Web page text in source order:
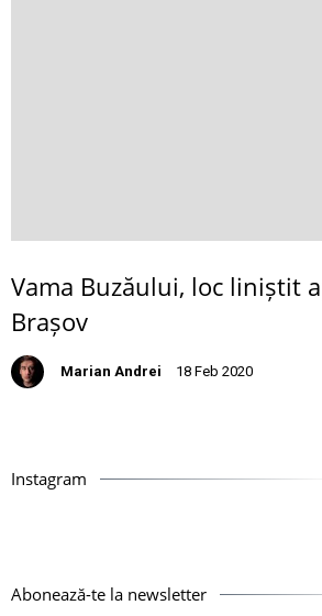
Vama Buzăului, loc liniștit
Brașov
Marian Andrei 18 Feb 2020
Instagram
Abonează-te la newsletter